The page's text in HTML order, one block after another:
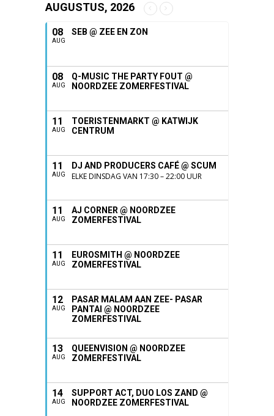
AUGUSTUS, 2026
08
AUG
SEB @ ZEE EN ZON
08
AUG
Q-MUSIC THE PARTY FOUT @
NOORDZEE ZOMERFESTIVAL
11
AUG
TOERISTENMARKT @ KATWIJK
CENTRUM
11
AUG
DJ AND PRODUCERS CAFÉ @ SCUM
ELKE DINSDAG VAN 17:30 – 22:00 UUR
11
AUG
AJ CORNER @ NOORDZEE
ZOMERFESTIVAL
11
AUG
EUROSMITH @ NOORDZEE
ZOMERFESTIVAL
12
AUG
PASAR MALAM AAN ZEE- PASAR
PANTAI @ NOORDZEE
ZOMERFESTIVAL
13
AUG
QUEENVISION @ NOORDZEE
ZOMERFESTIVAL
14
AUG
SUPPORT ACT, DUO LOS ZAND @
NOORDZEE ZOMERFESTIVAL